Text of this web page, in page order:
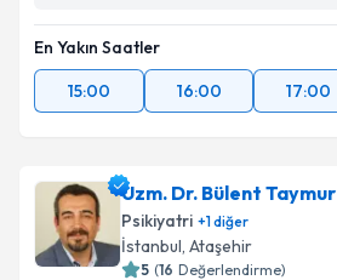
En Yakın Saatler
15:00
16:00 17:00
Uzm. Dr. Bülent Taymur
Psikiyatri +1diğer
İstanbul, Ataşehir
5 (16 Değerlendirme)